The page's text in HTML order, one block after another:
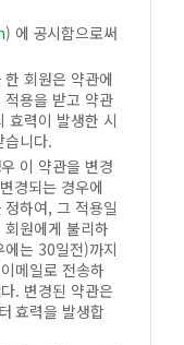
) 에 공시함으로써
회원은 약관에
용을 받고 약관
효력이 발생한 시
습니다.
이 약관을 변경
경되는 경우에
하여, 그 적용일
원에게 불리하
에는 30일전)까지
메일로 전송하
. 변경된 약관은
효력을 발생합